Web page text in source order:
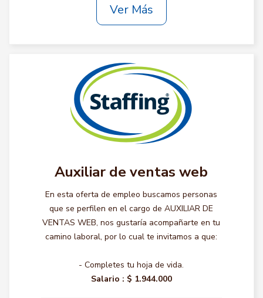
Ver Más
Auxiliar de ventas web
En esta oferta de empleo buscamos personas
que se perfilen en el cargo de AUXILIAR DE
VENTAS WEB, nos gustaría acompañarte en tu
camino laboral, por lo cual te invitamos a que:
- Completes tu hoja de vida.
Salario : $ 1.944.000